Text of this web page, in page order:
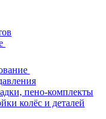
пено-комплекты
колёс и деталей